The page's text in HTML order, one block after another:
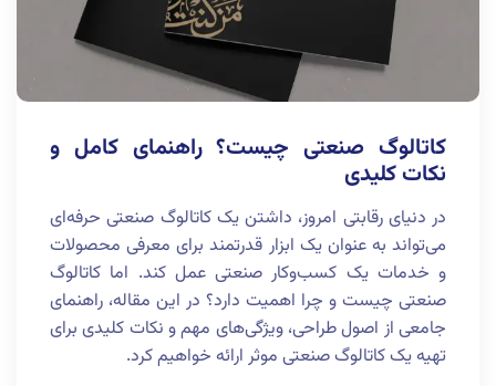
کاتالوگ صنعتی چیست؟ راهنمای کامل و
نکات کلیدی
در دنیای رقابتی امروز، داشتن یک کاتالوگ صنعتی حرفه‌ای
می‌تواند به عنوان یک ابزار قدرتمند برای معرفی محصولات
و خدمات یک کسب‌وکار صنعتی عمل کند. اما کاتالوگ
صنعتی چیست و چرا اهمیت دارد؟ در این مقاله، راهنمای
جامعی از اصول طراحی، ویژگی‌های مهم و نکات کلیدی برای
تهیه یک کاتالوگ صنعتی موثر ارائه خواهیم کرد.